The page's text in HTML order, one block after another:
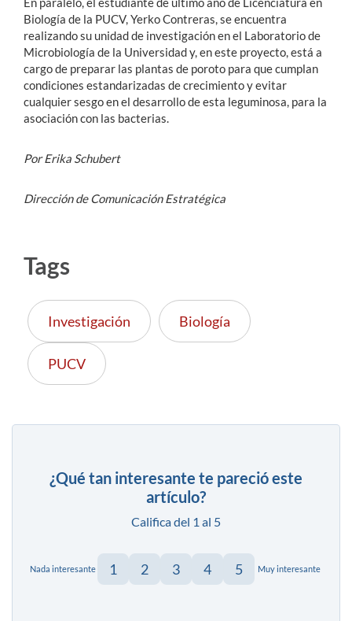
Biología de la PUCV, Yerko Contreras, se encuentra
realizando su unidad de investigación en el Laboratorio de
Microbiología de la Universidad y, en este proyecto, está a
cargo de preparar las plantas de poroto para que cumplan
condiciones estandarizadas de crecimiento y evitar
cualquier sesgo en el desarrollo de esta leguminosa, para la
asociación con las bacterias.
Por Erika Schubert
Dirección de Comunicación Estratégica
Tags
Investigación Biología
PUCV
¿Qué tan interesante te pareció este
artículo?
Califica del 1 al 5
Nada interesante 1 2 3 4 5 Muy interesante